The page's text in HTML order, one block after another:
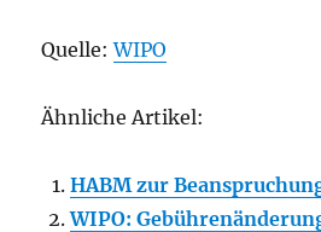
Quelle:WIPO
Ähnliche Artikel:
HABM zur
WIPO: